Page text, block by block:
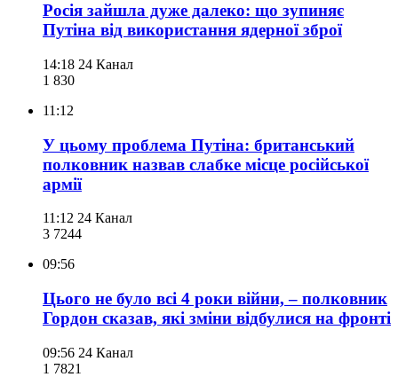
Росія зайшла дуже далеко: що зупиняє
Путіна від використання ядерної зброї
14:18 24 Канал
1 830
11:12
У цьому проблема Путіна: британський
полковник назвав слабке місце російської
армії
11:12 24 Канал
3 7244
09:56
Цього не було всі 4 роки війни, – полковник
Гордон сказав, які зміни відбулися на фронті
09:56 24 Канал
1 7821